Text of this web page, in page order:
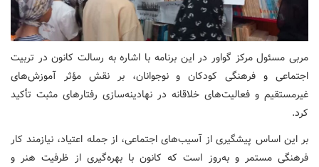
مربی مسئول مرکز گواور در این برنامه با اشاره به رسالت کانون در تربیت
اجتماعی و فرهنگی کودکان و نوجوانان، بر نقش مؤثر آموزش‌های
غیرمستقیم و فعالیت‌های خلاقانه در نهادینه‌سازی رفتارهای مثبت تأکید
کرد.
بر این اساس پیشگیری از آسیب‌های اجتماعی، از جمله اعتیاد، نیازمند کار
فرهنگی مستمر و به‌روز است که کانون با بهره‌گیری از ظرفیت هنر و